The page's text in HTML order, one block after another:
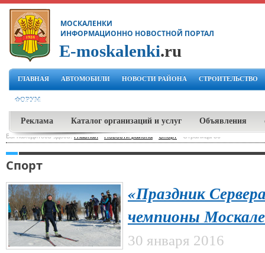
МОСКАЛЕНКИ
ИНФОРМАЦИОННО НОВОСТНОЙ ПОРТАЛ
E-moskalenki.ru
ГЛАВНАЯ АВТОМОБИЛИ НОВОСТИ РАЙОНА СТРОИТЕЛЬСТВО
ФОРУМ
Реклама Каталог организаций и услуг Объявления
Вы находитесь здесь:Главная-Новости района Спорт Страница 30
Спорт
«Праздник
чемпионы
30 января 2016